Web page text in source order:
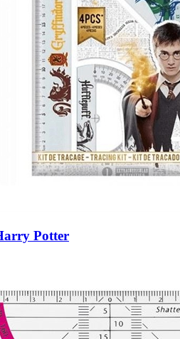
Potter